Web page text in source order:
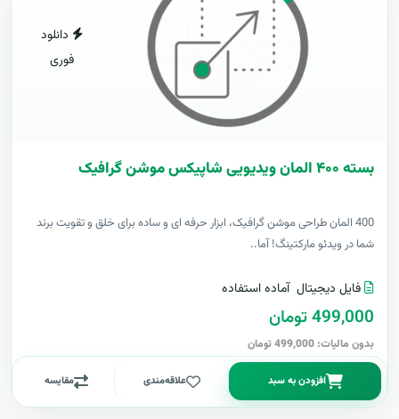
دانلود
فوری
بسته ۴۰۰ المان ویدیویی شاپیکس موشن گرافیک
400 المان طراحی موشن گرافیک، ابزار حرفه ای و ساده برای خلق و تقویت برند
شما در ویدئو مارکتینگ! آما..
فایل دیجیتال آماده استفاده
499,000 تومان
بدون مالیات: 499,000 تومان
افزودن به سبد علاقه‌مندی مقایسه